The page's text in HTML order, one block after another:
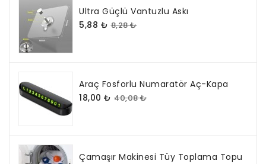
Ultra Güçlü Vantuzlu Askı
5,88 ₺ 8,28 ₺
Araç Fosforlu Numaratör Aç-Kapa
18,00 ₺ 40,08 ₺
Çamaşır Makinesi Tüy Toplama Topu